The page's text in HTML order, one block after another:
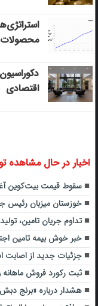
محصولات
اقتصادی
اخبار در حال مشاهده
سقوط قیمت بیت‌کوین آغاز
خوزستان میزبان رئیس
تداوم جریان تامین،
خبر خوش بیمه تامین
جزئیات جدید از اصابت
ثبت رکورد فروش
هشدار درباره «برنج